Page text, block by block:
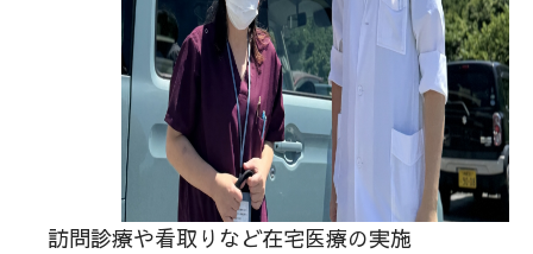
訪問診療や看取りなど在宅医療の実施